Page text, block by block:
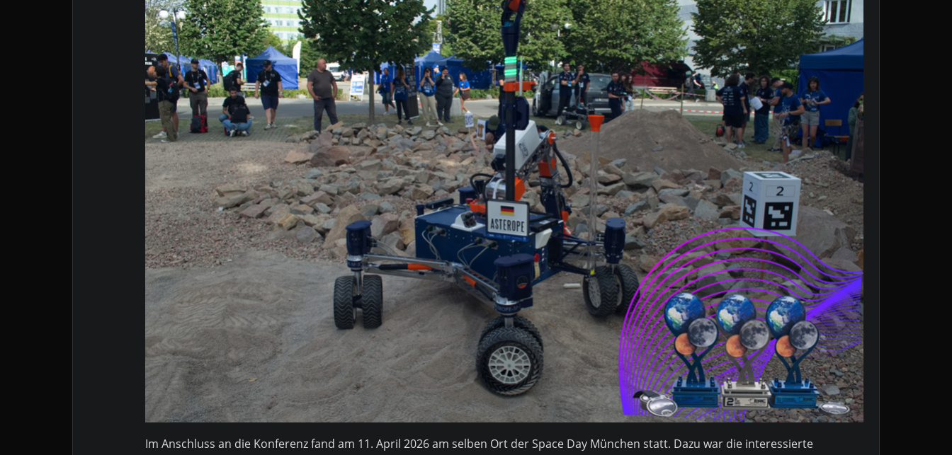
Im Anschluss an die Konferenz fand am 11. April 2026 am selben Ort der Space Day München statt. Dazu war die interessierte